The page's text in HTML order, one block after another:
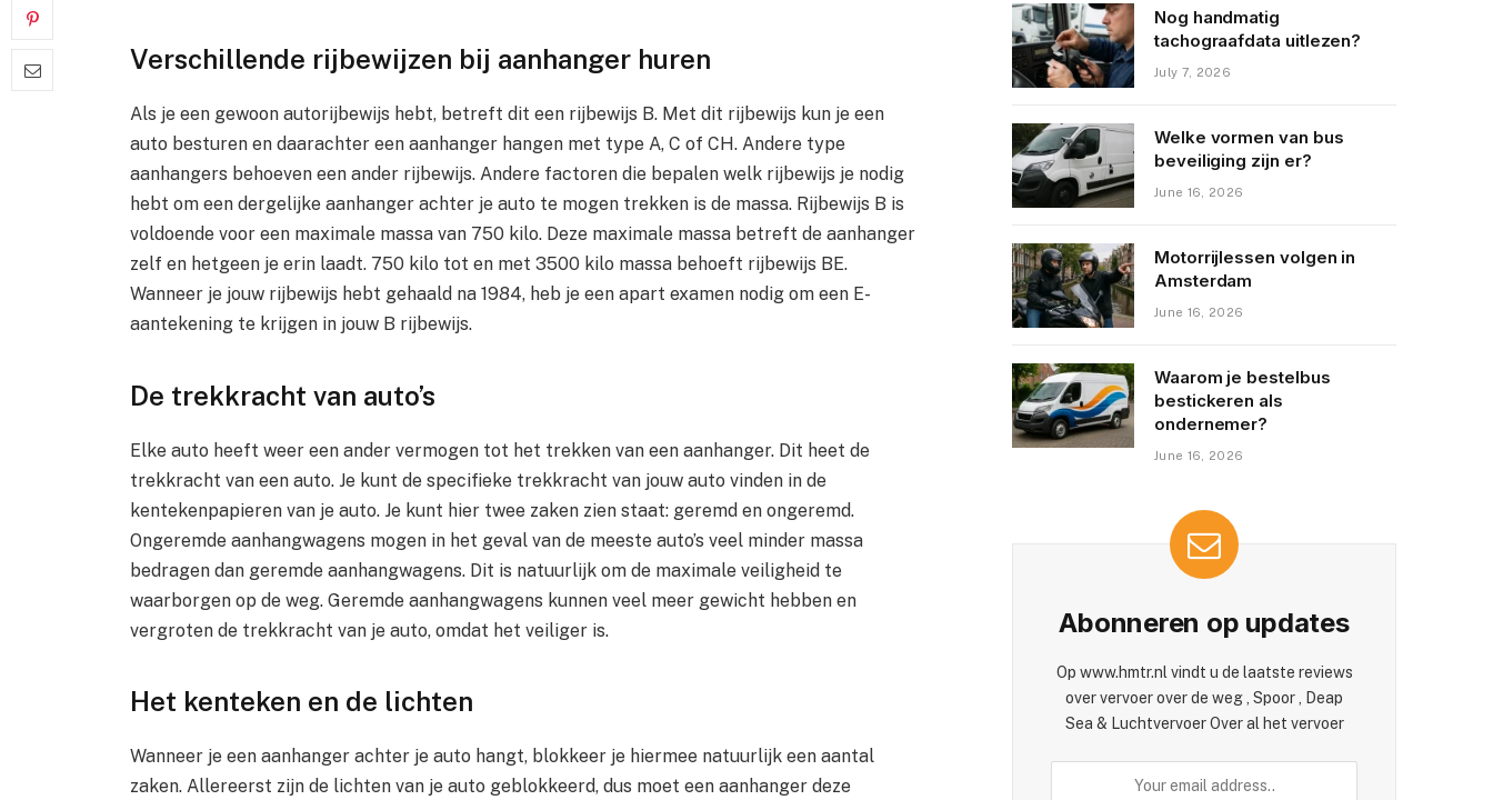
Verschillende rijbewijzen bij aanhanger huren
Als je een gewoon autorijbewijs hebt, betreft dit een rijbewijs B. Met dit rijbewijs kun je een
auto besturen en daarachter een aanhanger hangen met type A, C of CH. Andere type
aanhangers behoeven een ander rijbewijs. Andere factoren die bepalen welk rijbewijs je nodig
hebt om een dergelijke aanhanger achter je auto te mogen trekken is de massa. Rijbewijs B is
voldoende voor een maximale massa van 750 kilo. Deze maximale massa betreft de aanhanger
zelf en hetgeen je erin laadt. 750 kilo tot en met 3500 kilo massa behoeft rijbewijs BE.
Wanneer je jouw rijbewijs hebt gehaald na 1984, heb je een apart examen nodig om een E-
aantekening te krijgen in jouw B rijbewijs.
De trekkracht van auto’s
Elke auto heeft weer een ander vermogen tot het trekken van een aanhanger. Dit heet de
trekkracht van een auto. Je kunt de specifieke trekkracht van jouw auto vinden in de
kentekenpapieren van je auto. Je kunt hier twee zaken zien staat: geremd en ongeremd.
Ongeremde aanhangwagens mogen in het geval van de meeste auto’s veel minder massa
bedragen dan geremde aanhangwagens. Dit is natuurlijk om de maximale veiligheid te
waarborgen op de weg. Geremde aanhangwagens kunnen veel meer gewicht hebben en
vergroten de trekkracht van je auto, omdat het veiliger is.
Het kenteken en de lichten
Wanneer je een aanhanger achter je auto hangt, blokkeer je hiermee natuurlijk een aantal
zaken. Allereerst zijn de lichten van je auto geblokkeerd, dus moet een aanhanger deze
Nog handmatig
tachograafdata uitlezen?
July 7, 2026
Welke vormen van bus
beveiliging zijn er?
June 16, 2026
Motorrijlessen volgen in
Amsterdam
June 16, 2026
Waarom je bestelbus
bestickeren als
ondernemer?
June 16, 2026
Abonneren op updates
Op www.hmtr.nl vindt u de laatste reviews
over vervoer over de weg , Spoor , Deap
Sea & Luchtvervoer Over al het vervoer